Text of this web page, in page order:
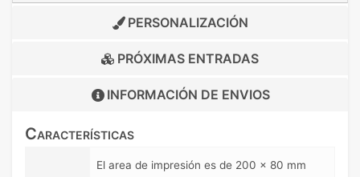
PERSONALIZACIÓN
PRÓXIMAS ENTRADAS
INFORMACIÓN DE ENVIOS
Características
El area de impresión es de 200 x 80 mm